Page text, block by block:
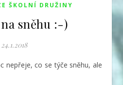
ŠKOLNÍ DRUŽINY
sněhu :-)
24.1.2018